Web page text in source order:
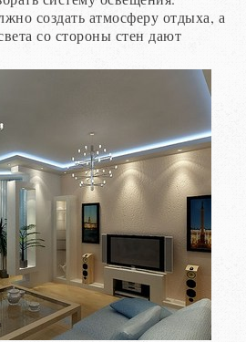
создать атмосферу отдыха, а
со стороны стен дают